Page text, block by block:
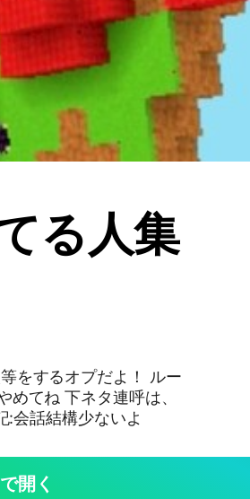
る人集
をするオプだよ！ ルー
てね 下ネタ連呼は、
:会話結構少ないよ
開く